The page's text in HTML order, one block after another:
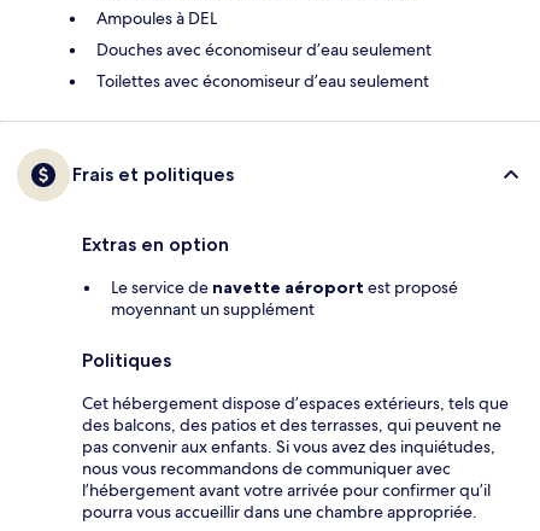
Ampoules à DEL
Douches avec économiseur d’eau seulement
Toilettes avec économiseur d’eau seulement
Frais et politiques
Extras en option
Le service de navette aéroport est proposé
moyennant un supplément
Politiques
Cet hébergement dispose d’espaces extérieurs, tels que
des balcons, des patios et des terrasses, qui peuvent ne
pas convenir aux enfants. Si vous avez des inquiétudes,
nous vous recommandons de communiquer avec
l’hébergement avant votre arrivée pour confirmer qu’il
pourra vous accueillir dans une chambre appropriée.